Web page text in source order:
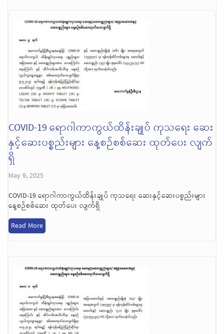
COVID-19 ရောဂါကာကွယ်ထိန်းချုပ် ကုသရေး ဆေး
နှင့်ဆေးပစ္စည်းများ နေ့စဉ်စစ်ဆေး ထုတ်ပေး လျက်
ရှိ
May 9, 2025
COVID-19 ရောဂါကာကွယ်ထိန်းချုပ် ကုသရေး ဆေးနှင့်ဆေးပစ္စည်းများ
နေ့စဉ်စစ်ဆေး ထုတ်ပေး လျက်ရှိ
Read More